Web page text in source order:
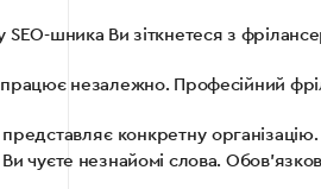
SEO-шника Ви зіткнетеся з
незалежно. Професійний
конкретну
чуєте незнайомі слова.